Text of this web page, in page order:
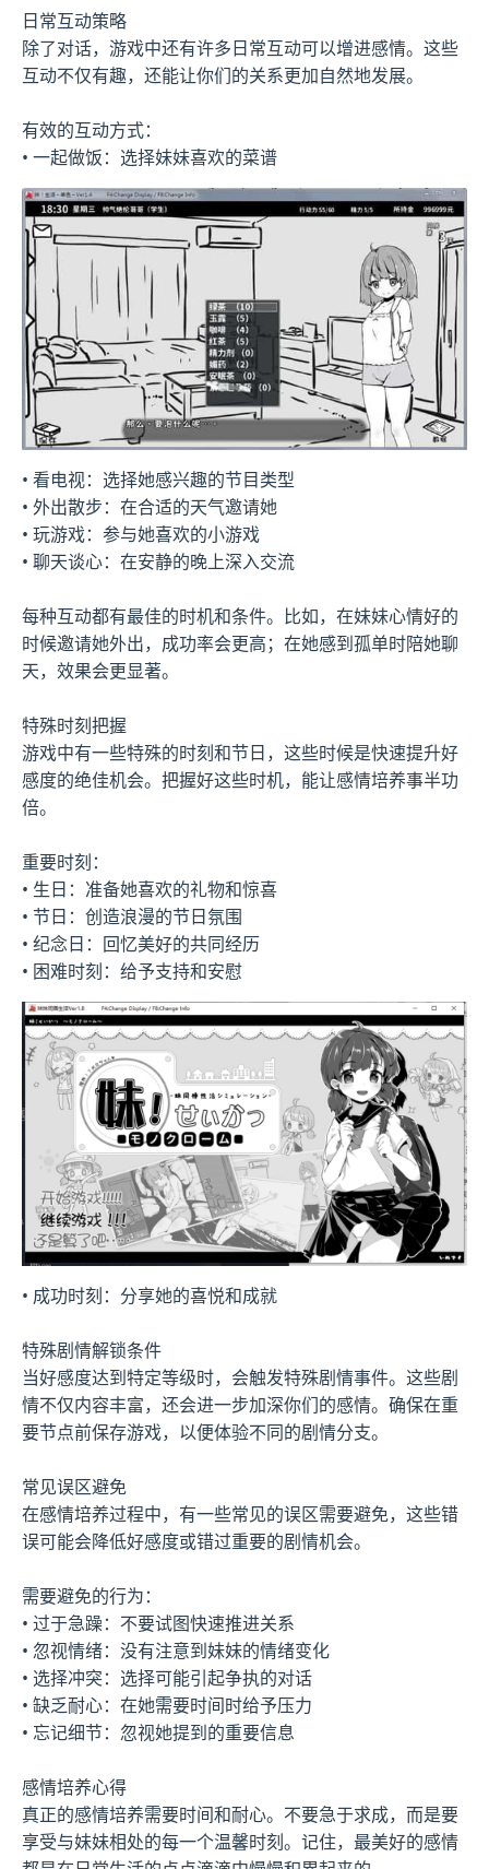
日常互动策略
除了对话，游戏中还有许多日常互动可以增进感情。这些
互动不仅有趣，还能让你们的关系更加自然地发展。
有效的互动方式：
• 一起做饭：选择妹妹喜欢的菜谱
• 看电视：选择她感兴趣的节目类型
• 外出散步：在合适的天气邀请她
• 玩游戏：参与她喜欢的小游戏
• 聊天谈心：在安静的晚上深入交流
每种互动都有最佳的时机和条件。比如，在妹妹心情好的
时候邀请她外出，成功率会更高；在她感到孤单时陪她聊
天，效果会更显著。
特殊时刻把握
游戏中有一些特殊的时刻和节日，这些时候是快速提升好
感度的绝佳机会。把握好这些时机，能让感情培养事半功
倍。
重要时刻：
• 生日：准备她喜欢的礼物和惊喜
• 节日：创造浪漫的节日氛围
• 纪念日：回忆美好的共同经历
• 困难时刻：给予支持和安慰
• 成功时刻：分享她的喜悦和成就
特殊剧情解锁条件
当好感度达到特定等级时，会触发特殊剧情事件。这些剧
情不仅内容丰富，还会进一步加深你们的感情。确保在重
要节点前保存游戏，以便体验不同的剧情分支。
常见误区避免
在感情培养过程中，有一些常见的误区需要避免，这些错
误可能会降低好感度或错过重要的剧情机会。
需要避免的行为：
• 过于急躁：不要试图快速推进关系
• 忽视情绪：没有注意到妹妹的情绪变化
• 选择冲突：选择可能引起争执的对话
• 缺乏耐心：在她需要时间时给予压力
• 忘记细节：忽视她提到的重要信息
感情培养心得
真正的感情培养需要时间和耐心。不要急于求成，而是要
享受与妹妹相处的每一个温馨时刻。记住，最美好的感情